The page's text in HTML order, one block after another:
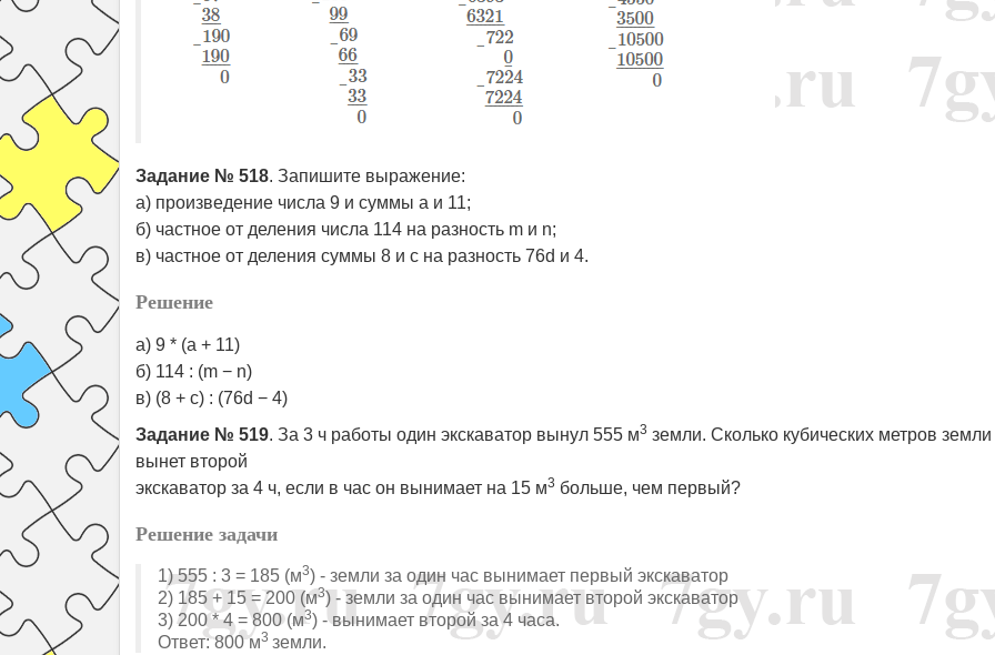
Задание № 518. Запишите выражение:
а) произведение числа 9 и суммы а и 11;
б) частное от деления числа 114 на разность m и n;
в) частное от деления суммы 8 и с на разность 76d и 4.
Решение
a) 9 * (a + 11)
б) 114 : (m − n)
в) (8 + c) : (76d − 4)
Задание № 519. За 3 ч работы один экскаватор вынул 555 м3 земли. Сколько кубических метров земли
вынет второй
экскаватор за 4 ч, если в час он вынимает на 15 м3 больше, чем первый?
Решение задачи
1) 555 : 3 = 185 (м3) - земли за один час вынимает первый экскаватор
2) 185 + 15 = 200 (м3) - земли за один час вынимает второй экскаватор
3) 200 * 4 = 800 (м3) - вынимает второй за 4 часа.
Ответ: 800 м3 земли.